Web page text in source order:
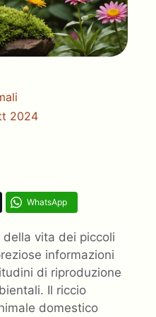
2024
WhatsApp
vita dei piccoli
informazioni
di riproduzione
Il riccio
domestico